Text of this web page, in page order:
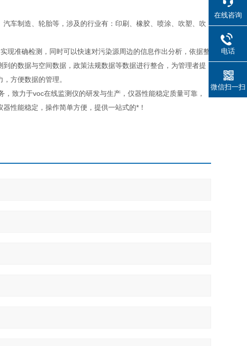
车制造、轮胎等，涉及的行业有：印刷、橡胶、喷涂、吹塑、吹
现准确检测，同时可以快速对污染源周边的信息作出分析，依据整
的数据与空间数据，政策法规数据等数据进行整合，为管理者提
方便数据的管理。
致力于voc在线监测仪的研发与生产，仪器性能稳定质量可靠，
性能稳定，操作简单方便，提供一站式的*！
在线咨询
电话
微信扫一扫